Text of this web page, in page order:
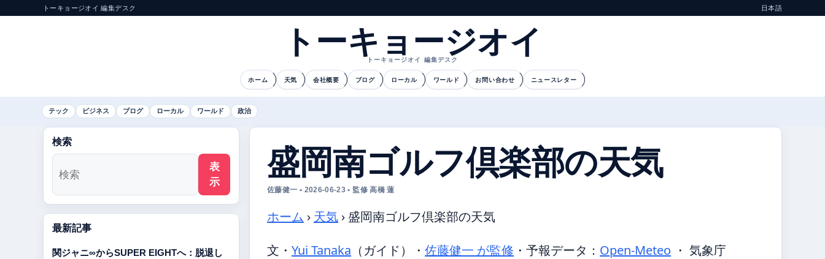
トーキョージオイ 編集デスク 日本語
トーキョージオイ
トーキョージオイ 編集デスク
ホーム 天気 会社概要 ブログ ローカル ワールド お問い合わせ ニュースレター
テック ビジネス ブログ ローカル ワールド 政治
盛岡南ゴルフ倶楽部の天気
佐藤健一 • 2026-06-23 • 監修 高橋 蓮
ホーム › 天気 › 盛岡南ゴルフ倶楽部の天気
文・ Yui Tanaka （ガイド） ・ 佐藤健一 が監修 ・ 予報データ： Open-Meteo ・ 気象庁
検索
表
示
最新記事
関ジャニ∞からSUPER EIGHTへ：脱退し